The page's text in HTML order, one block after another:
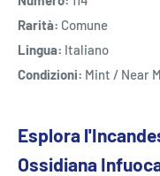
Rarità: Comune
Lingua: Italiano
Condizioni: Mint / Near
Esplora
Ossidiana